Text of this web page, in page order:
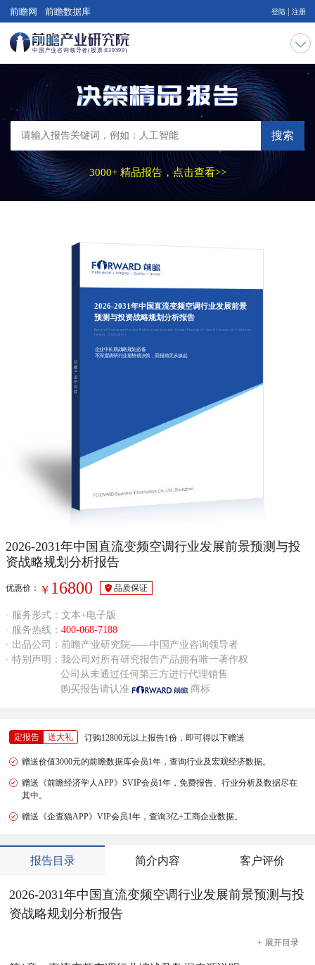
前瞻网 前瞻数据库 登陆 注册
搜索
3000+ 精品报告，点击查看>>
2026-2031年中国直流变频空调行业发展前景
预测与投资战略规划分析报告
Report of Development Prospect Prediction and Investment Strategy Planning on China DC Inverter Air Conditioner
Industry（2026-2031）
企业中长期战略规划必备
不深度调研行业形势就决策，回报将无从谈起
2026-2031年中国直流变频空调行业发展前景预测与投
资战略规划分析报告
优惠价： ￥ 16800 品质保证
· 服务形式：文本+电子版
· 服务热线： 400-068-7188
· 出品公司：前瞻产业研究院——中国产业咨询领导者
· 特别声明：我公司对所有研究报告产品拥有唯一著作权
公司从未通过任何第三方进行代理销售
购买报告请认准
商标
定报告 送大礼 订购12800元以上报告1份，即可得以下赠送
赠送价值3000元的前瞻数据库会员1年，查询行业及宏观经济数据。
赠送《前瞻经济学人APP》SVIP会员1年，免费报告、行业分析及数据尽在
其中。
赠送《企查猫APP》VIP会员1年，查询3亿+工商企业数据。
报告目录 简介内容 客户评价
2026-2031年中国直流变频空调行业发展前景预测与投
资战略规划分析报告
+ 展开目录